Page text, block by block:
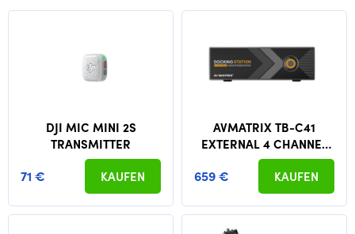
DJI MIC MINI 2S
TRANSMITTER
71 € KAUFEN
AVMATRIX TB-C41
EXTERNAL 4 CHANNEL
3G SDI USB-C BOX
659 € KAUFEN